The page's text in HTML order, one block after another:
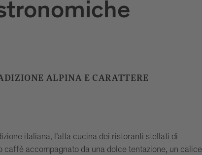
ALPINA E CARATTERE
italiana, l’alta cucina dei ristoranti stellati di
caffè accompagnato da una dolce tentazione, un calice